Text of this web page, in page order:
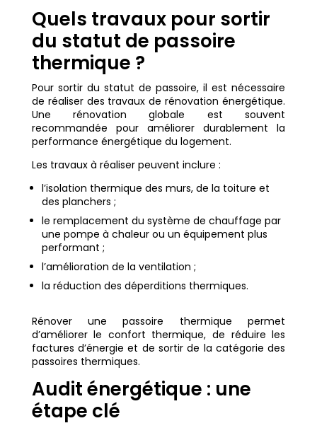
Quels travaux pour sortir
du statut de passoire
thermique ?
Pour sortir du statut de passoire, il est nécessaire
de réaliser des travaux de rénovation énergétique.
Une rénovation globale est souvent
recommandée pour améliorer durablement la
performance énergétique du logement.
Les travaux à réaliser peuvent inclure :
l’isolation thermique des murs, de la toiture et
des planchers ;
le remplacement du système de chauffage par
une pompe à chaleur ou un équipement plus
performant ;
l’amélioration de la ventilation ;
la réduction des déperditions thermiques.
Rénover une passoire thermique permet
d’améliorer le confort thermique, de réduire les
factures d’énergie et de sortir de la catégorie des
passoires thermiques.
Audit énergétique : une
étape clé